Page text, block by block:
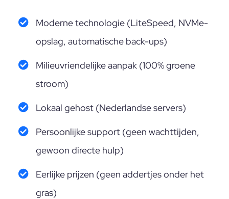
Moderne technologie (LiteSpeed, NVMe-
opslag, automatische back-ups)
Milieuvriendelijke aanpak (100% groene
stroom)
Lokaal gehost (Nederlandse servers)
Persoonlijke support (geen wachttijden,
gewoon directe hulp)
Eerlijke prijzen (geen addertjes onder het
gras)